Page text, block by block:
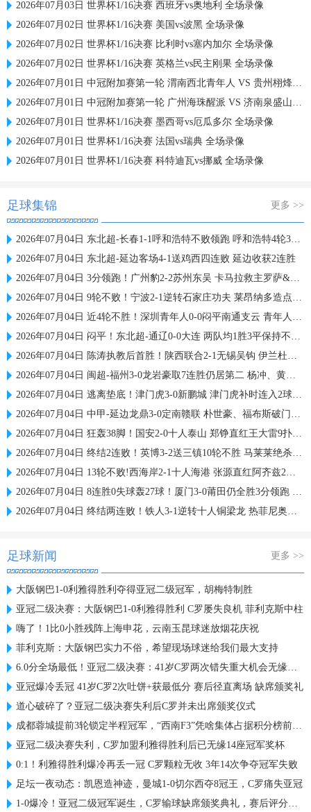
2026年07月03日 世界杯1/16决赛 西班牙vs奥地利 全场录像
2026年07月02日 世界杯1/16决赛 美国vs波黑 全场录像
2026年07月02日 世界杯1/16决赛 比利时vs塞内加尔 全场录像
2026年07月02日 世界杯1/16决赛 英格兰vs民主刚果 全场录像
2026年07月01日 中冠附加赛第一轮 渭南西北青年人 VS 贵州栩烽棠 全场录像
2026年07月01日 中冠附加赛第一轮 广州海珠醒派 VS 济南泉盛山大 全场录像
2026年07月01日 世界杯1/16决赛 墨西哥vs厄瓜多尔 全场录像
2026年07月01日 世界杯1/16决赛 法国vs瑞典 全场录像
2026年07月01日 世界杯1/16决赛 科特迪瓦vs挪威 全场录像
足球集锦 更多 >>
2026年07月04日 东北超-长春1-1呼和浩特不败领跑 呼和浩特4轮3平1负仍不胜
2026年07月04日 东北超-延边客场4-1送鸡西四连败 延边收获2连胜
2026年07月04日 3分领跑！广州豹2-2苏州东吴 卡马拉救主罗萨&埃斯特雷拉世界波
2026年07月04日 9轮不败！宁波2-1逆转石家庄功夫 莱昂纳多造点+点射刘洋制胜
2026年07月04日 近4轮不胜！深圳青年人0-0闷平南通支云 青年人仍中甲第2支云第3
2026年07月04日 闷平！东北超-通辽0-0大连 两队均1胜3平保持不败 大连遭三连平
2026年07月04日 陈涛执教后首胜！陕西联合2-1无锡吴钩 伊兰杜斯特双响+绝杀
2026年07月04日 闽超-福州3-0龙岩豪取7连胜仍居第二 杨冲、黄伟杰、李宇豪破门
2026年07月04日 逃离垫底！津门虎3-0新鹏城 津门虎补时连入2球 积分平三镇升第15
2026年07月04日 中甲-延边龙鼎3-0定南赣联 朴世豪、福布斯破门乔瓦尼造点+点射
2026年07月04日 狂轰38脚！国安2-0十人泰山 郑铮直红王大雷9扑救塞鸟+林良铭破门
2026年07月04日 终结2连败！英博3-2送三镇10轮不胜 马莱莱绝杀 卡迪斯传射难救主
2026年07月04日 13轮不败!西海岸2-1十人海港 张源直红阿齐兹2助攻VAR吹掉双方4球
2026年07月04日 8连胜0失球轰27球！厦门3-0莆田仍全胜3分领跑 刘鑫岳超级世界波
2026年07月04日 终结两连败！铁人3-1逆转十人铜梁龙 热菲尼奥双响恩加德乌染红
足球新闻 更多 >>
大阪钢巴1-0利雅得胜利夺得亚冠二级冠军，胡梅特制胜
亚冠二级决赛：大阪钢巴1-0利雅得胜利 C罗屡失良机 菲利克斯中柱
嗨了！1比0小胜残阵上海申花，云南玉昆球迷放烟花庆祝
菲利克斯：大阪钢巴实力不俗，希望现场球迷给我们最大支持
6.0分全场最低！亚冠二级决赛：41岁C罗两次错失重大机会无缘首冠
亚冠爆冷丢冠 41岁C罗2次吐饼+获最低分 赛后径直离场 缺席颁奖礼
道心破碎了？亚冠二级决赛失利后C罗并未出席颁奖仪式
成都蓉城提前3轮锁定半程冠军，“西南F3”凭啥集体占据积分榜前三？
亚冠二级决赛失利，C罗加盟利雅得胜利后已无缘14座冠军奖杯
0:1！利雅得胜利爆冷再丢一冠 C罗颗粒无收 3年14次争夺冠军失败
足坛一夜动态：凯恩造神迹，曼城1-0切尔西夺8冠王，C罗痛失亚冠
1-0爆冷！亚冠二级冠军诞生，C罗输球缺席颁奖典礼，赛后评分出炉